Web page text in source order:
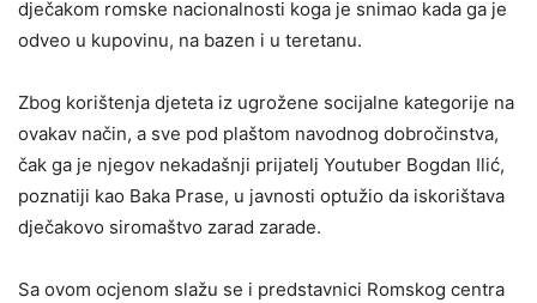
dječakom romske nacionalnosti koga je snimao kada ga je
odveo u kupovinu, na bazen i u teretanu.
Zbog korištenja djeteta iz ugrožene socijalne kategorije na
ovakav način, a sve pod plaštom navodnog dobročinstva,
čak ga je njegov nekadašnji prijatelj Youtuber Bogdan Ilić,
poznatiji kao Baka Prase, u javnosti optužio da iskorištava
dječakovo siromaštvo zarad zarade.
Sa ovom ocjenom slažu se i predstavnici Romskog centra